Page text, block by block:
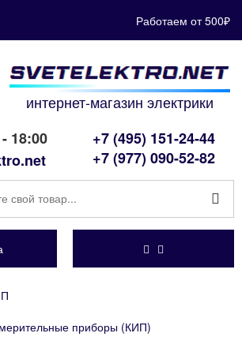
Работаем от 500₽
интернет-магазин электрики
18:00
+7 (495) 151-24-44
+7 (977) 090-52-82
приборы (КИП)